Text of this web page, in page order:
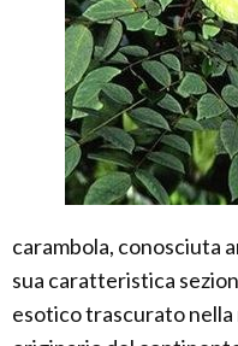
carambola, conosciuta
sua caratteristica
esotico trascurato